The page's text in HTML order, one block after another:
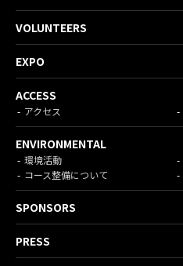
VOLUNTEERS
EXPO
ACCESS
アクセス
ENVIRONMENTAL
環境活動
コース整備について
SPONSORS
PRESS